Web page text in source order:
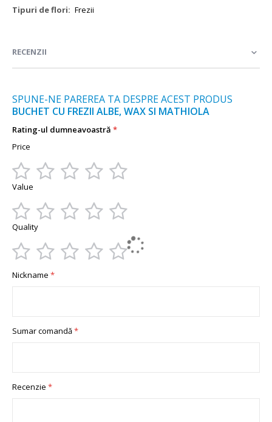
Mai
Frezii
RECENZII
SPUNE-NE PAREREA TA DESPRE ACEST PRODUS
BUCHET CU FREZII ALBE, WAX SI MATHIOLA
Rating-ul dumneavoastră
Price
1
2
3
4
5
Value
1
2
3
4
5
Quality
star
stars
stars
stars
stars
Nickname
Sumar comandă
Recenzie